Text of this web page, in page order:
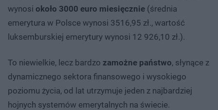
wynosi około 3000 euro miesięcznie (średnia
emerytura w Polsce wynosi 3516,95 zł., wartość
luksemburskiej emerytury wynosi 12 926,10 zł.).
To niewielkie, lecz bardzo zamożne państwo, słynące z
dynamicznego sektora finansowego i wysokiego
poziomu życia, od lat utrzymuje jeden z najbardziej
hojnych systemów emerytalnych na świecie.